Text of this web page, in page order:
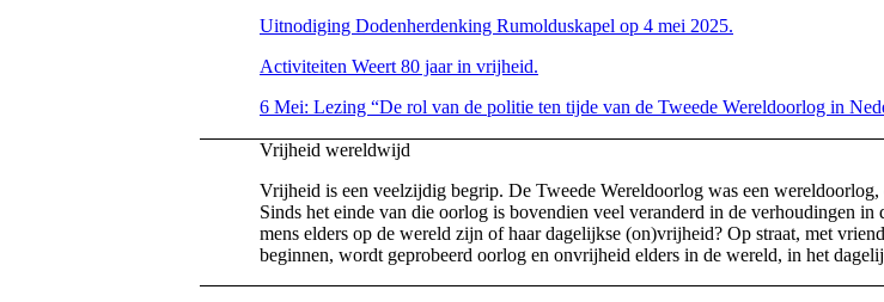
Uitnodiging Dodenherdenking Rumolduskapel op 4 mei 2025.
Activiteiten Weert 80 jaar in vrijheid.
6 Mei: Lezing “De rol van de politie ten tijde van de Tweede Wereldoorlog in
Vrijheid wereldwijd
Vrijheid is een veelzijdig begrip. De Tweede Wereldoorlog was een
Sinds het einde van die oorlog is bovendien veel veranderd in de verhoudingen
mens elders op de wereld zijn of haar dagelijkse (on)vrijheid? Op straat, met
beginnen, wordt geprobeerd oorlog en onvrijheid elders in de wereld, in het